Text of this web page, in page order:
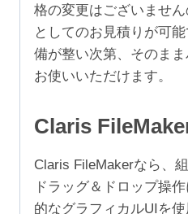
ッ
ク/NPO
50-
99
ー
個
格の変更はございません
としてのお見積りが可
備が整い次第、そのま
お使いいただけます。
Claris
Claris FileMakerなら、
ドラッグ＆ドロップ操
的なグラフィカルUIを